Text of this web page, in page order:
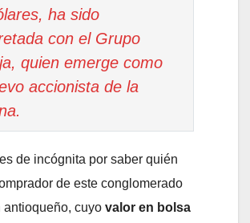
ha sido
con el Grupo
quien emerge como
accionista de la
de incógnita por saber quién
de este conglomerado
antioqueño, cuyo valor en bolsa